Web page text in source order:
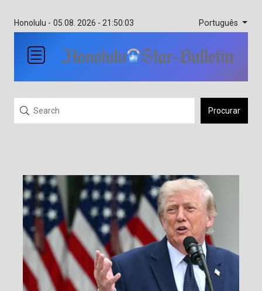
Honolulu - 05.08. 2026 - 21:50:03 Português
Procurar